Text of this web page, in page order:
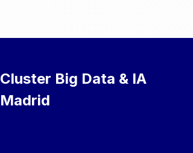
Cluster Big Data & IA
Madrid